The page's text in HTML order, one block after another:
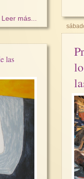
Leer más...
las